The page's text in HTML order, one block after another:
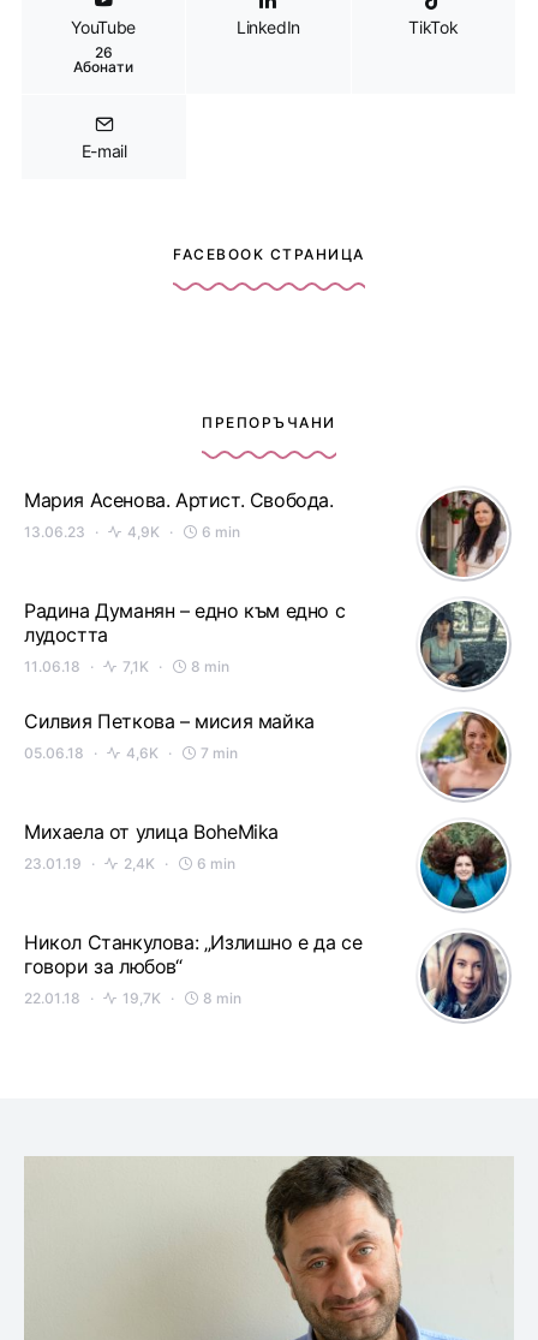
YouTube
26
Абонати
LinkedIn TikTok
E-mail
FACEBOOK СТРАНИЦА
ПРЕПОРЪЧАНИ
Мария Асенова. Артист. Свобода.
13.06.23 4,9K 6 min
Радина Думанян – едно към едно с
лудостта
11.06.18 7,1K 8 min
Силвия Петкова – мисия майка
05.06.18 4,6K 7 min
Михаела от улица BoheMika
23.01.19 2,4K 6 min
Никол Станкулова: „Излишно е да се
говори за любов“
22.01.18 19,7K 8 min